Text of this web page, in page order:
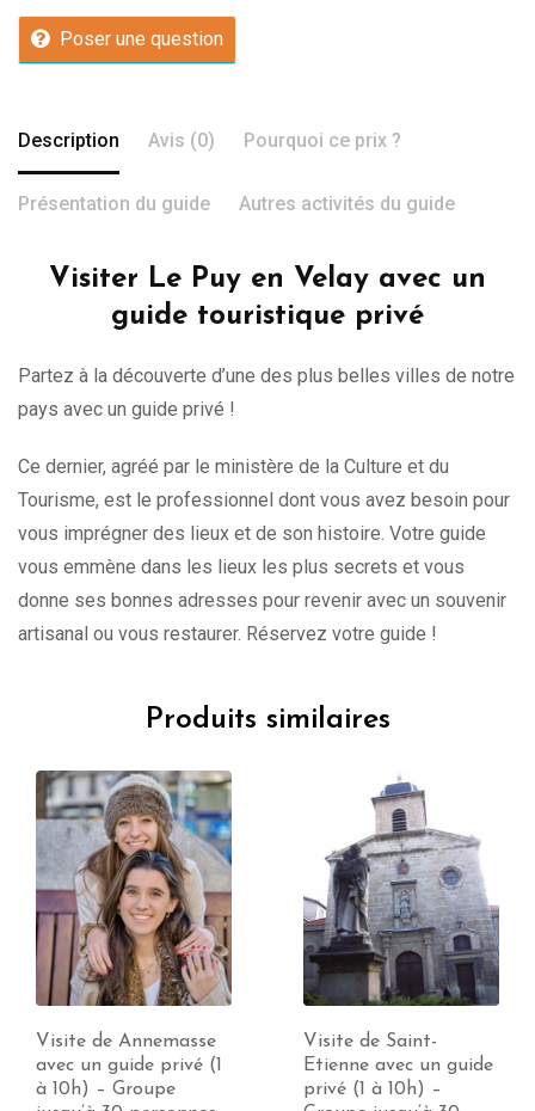
Poser une question
Description Avis (0) Pourquoi ce prix ?
Présentation du guide Autres activités du guide
Visiter Le Puy en Velay avec un
guide touristique privé
Partez à la découverte d’une des plus belles villes de notre
pays avec un guide privé !
Ce dernier, agréé par le ministère de la Culture et du
Tourisme, est le professionnel dont vous avez besoin pour
vous imprégner des lieux et de son histoire. Votre guide
vous emmène dans les lieux les plus secrets et vous
donne ses bonnes adresses pour revenir avec un souvenir
artisanal ou vous restaurer. Réservez votre guide !
Produits similaires
Visite de Annemasse
avec un guide privé (1
à 10h) – Groupe
Visite de Saint-
Etienne avec un guide
privé (1 à 10h) –